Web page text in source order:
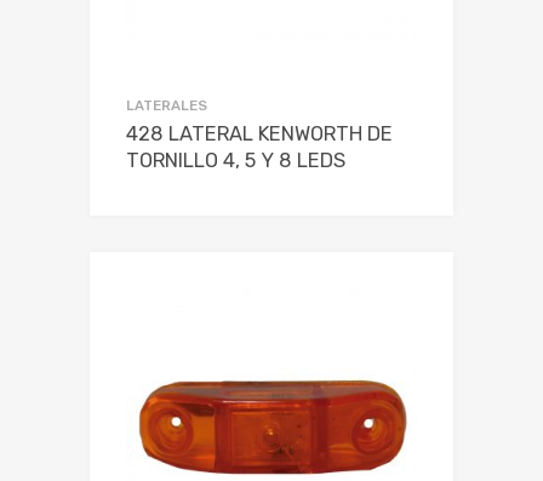
LATERALES
428 LATERAL KENWORTH DE
TORNILLO 4, 5 Y 8 LEDS